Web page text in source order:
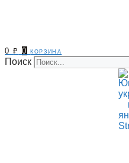
0₽ 0 корзина
Поиск